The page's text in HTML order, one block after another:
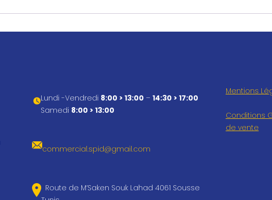
Lundi -Vendredi 8:00 > 13:00 –14:30 > 17:00
Samedi 8:00 > 13:00
commercial.spid@gmail.com
Route de M’Saken Souk Lahad 4061 Sousse
Mentions
Conditions
de vente